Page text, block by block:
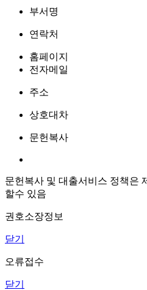
부서명
연락처
홈페이지
전자메일
주소
상호대차
문헌복사
문헌복사 및 대출서비스 정책은
할수 있음
권호소장정보
닫기
오류접수
닫기